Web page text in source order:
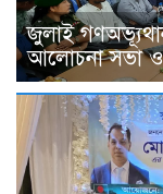
জুলাই
আলোচনা সভা ও